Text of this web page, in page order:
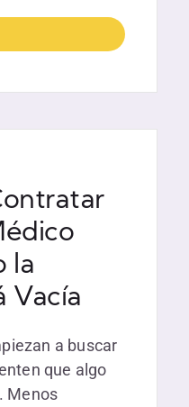
la
Vacía
a buscar
que algo
Menos